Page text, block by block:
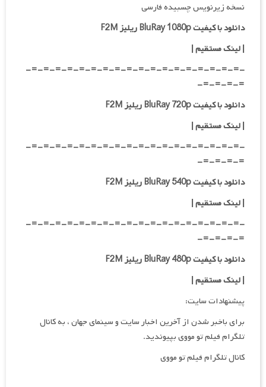
نسخه زیرنویس چسبیده فارسی
دانلود با کیفیت BluRay 1080p ریلیز F2M
|لینک مستقیم|
-=-=-=-=-=-=-=-=-=-=-=-=-=-=-=-=-=-=-
=-=-=-=-
دانلود با کیفیت BluRay 720p ریلیز F2M
| لینک مستقیم|
-=-=-=-=-=-=-=-=-=-=-=-=-=-=-=-=-=-=-
=-=-=-=-
دانلود با کیفیت BluRay 540p ریلیز F2M
| لینک مستقیم|
-=-=-=-=-=-=-=-=-=-=-=-=-=-=-=-=-=-=-
=-=-=-=-
دانلود با کیفیت BluRay 480p ریلیز F2M
| لینک مستقیم|
پیشنهادات سایت:
برای باخبر شدن از آخرین اخبار سایت و سینمای جهان ، به کانال
تلگرام فیلم تو مووی بپیوندید.
کانال تلگرام فیلم تو مووی